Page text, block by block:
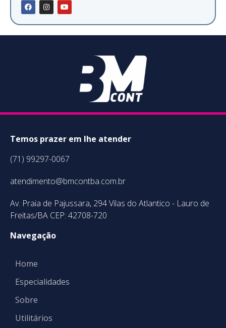
Temos prazer em lhe atender
(71) 99297-0067
atendimento@bmcontba.com.br
Av. Praia de Pajussara, 294 Vilas do Atlantico - Lauro de
Freitas/BA CEP: 42708-720
Navegação
Home
Especialidades
Sobre
Utilitários